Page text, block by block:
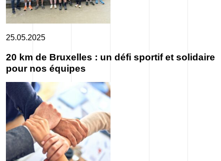
25.05.2025
20 km de Bruxelles : un défi sportif et solidaire
pour nos équipes